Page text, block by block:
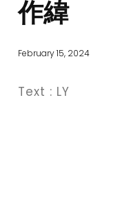
作緯
February 15, 2024
Text : LY